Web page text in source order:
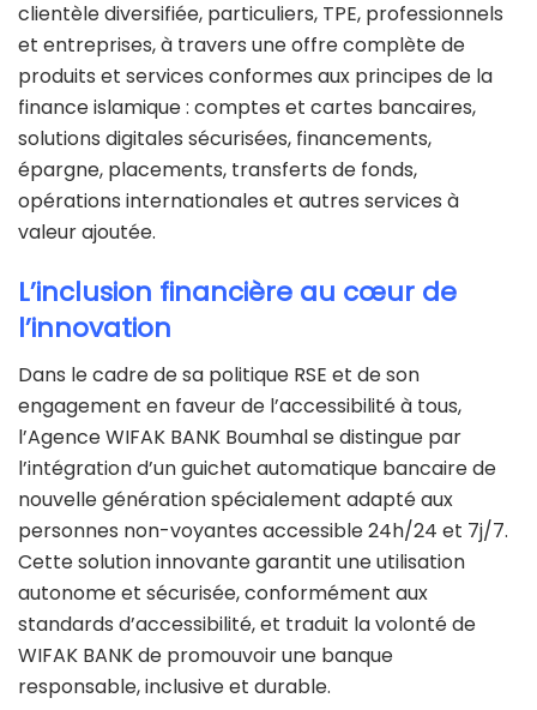
clientèle diversifiée, particuliers, TPE, professionnels
et entreprises, à travers une offre complète de
produits et services conformes aux principes de la
finance islamique : comptes et cartes bancaires,
solutions digitales sécurisées, financements,
épargne, placements, transferts de fonds,
opérations internationales et autres services à
valeur ajoutée.
L’inclusion financière au cœur de
l’innovation
Dans le cadre de sa politique RSE et de son
engagement en faveur de l’accessibilité à tous,
l’Agence WIFAK BANK Boumhal se distingue par
l’intégration d’un guichet automatique bancaire de
nouvelle génération spécialement adapté aux
personnes non-voyantes accessible 24h/24 et 7j/7.
Cette solution innovante garantit une utilisation
autonome et sécurisée, conformément aux
standards d’accessibilité, et traduit la volonté de
WIFAK BANK de promouvoir une banque
responsable, inclusive et durable.